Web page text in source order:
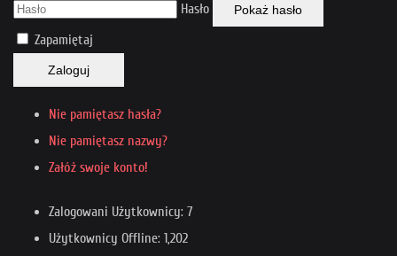
Hasło
Pokaż hasło
Zapamiętaj
Zaloguj
Nie pamiętasz hasła?
Nie pamiętasz nazwy?
Załóż swoje konto!
Zalogowani Użytkownicy: 7
Użytkownicy Offline: 1,202